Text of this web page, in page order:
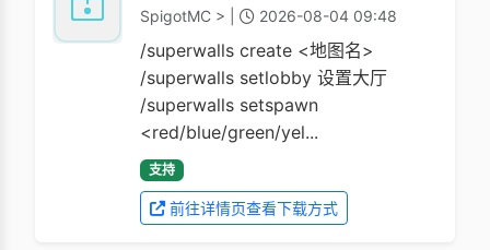
SpigotMC > | 2026-08-04 09:48
/superwalls create <地图名>
/superwalls setlobby 设置大厅
/superwalls setspawn
<red/blue/green/yel...
支持
前往详情页查看下载方式